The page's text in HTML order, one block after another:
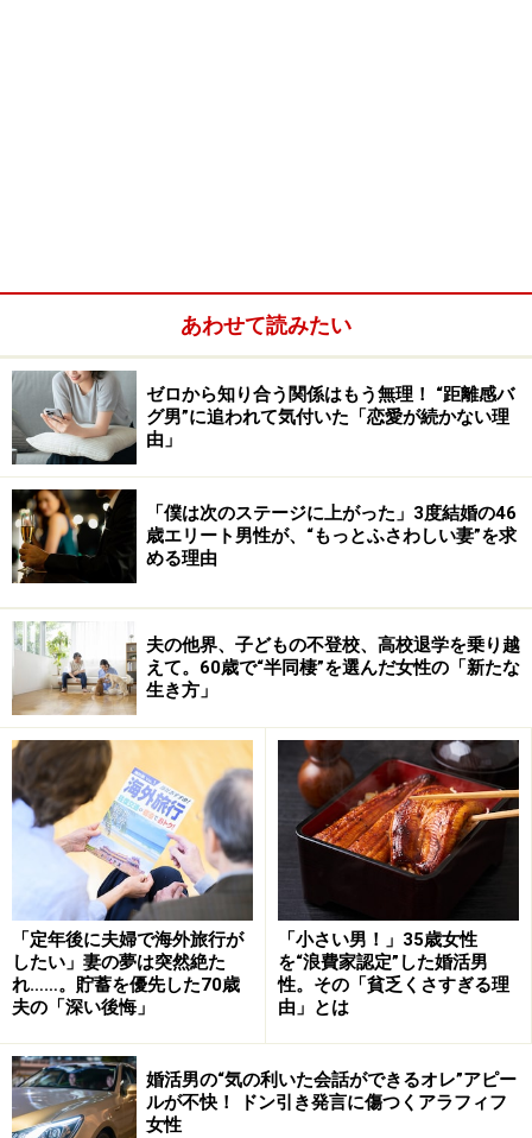
あわせて読みたい
ゼロから知り合う関係はもう無理！ “距離感バ
グ男”に追われて気付いた「恋愛が続かない理
由」
「僕は次のステージに上がった」3度結婚の46
歳エリート男性が、“もっとふさわしい妻”を求
める理由
夫の他界、子どもの不登校、高校退学を乗り越
えて。60歳で“半同棲”を選んだ女性の「新たな
生き方」
「定年後に夫婦で海外旅行が
したい」妻の夢は突然絶た
れ……。貯蓄を優先した70歳
夫の「深い後悔」
「小さい男！」35歳女性
を“浪費家認定”した婚活男
性。その「貧乏くさすぎる理
由」とは
婚活男の“気の利いた会話ができるオレ”アピー
ルが不快！ ドン引き発言に傷つくアラフィフ
女性